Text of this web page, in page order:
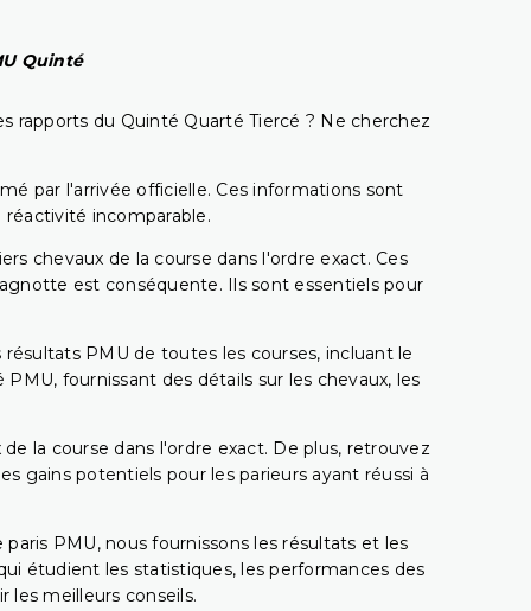
Quinté
rapports du Quinté Quarté Tiercé ? Ne cherchez
par l'arrivée officielle. Ces informations sont
incomparable.
chevaux de la course dans l'ordre exact. Ces
est conséquente. Ils sont essentiels pour
PMU de toutes les courses, incluant le
fournissant des détails sur les chevaux, les
la course dans l'ordre exact. De plus, retrouvez
gains potentiels pour les parieurs ayant réussi à
PMU, nous fournissons les résultats et les
étudient les statistiques, les performances des
les meilleurs conseils.